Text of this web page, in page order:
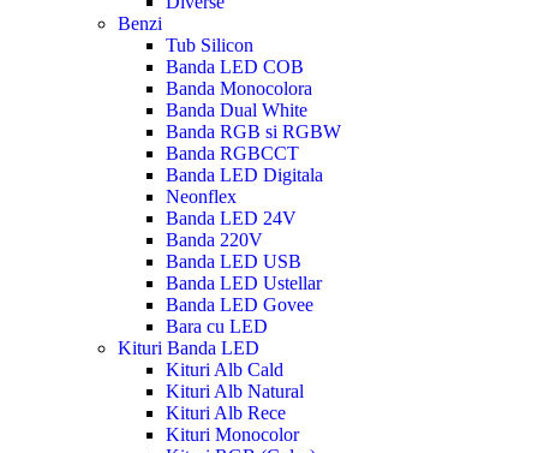
Benzi
Tub Silicon
Banda LED COB
Banda Monocolora
Banda Dual White
Banda RGB si RGBW
Banda RGBCCT
Banda LED Digitala
Neonflex
Banda LED 24V
Banda 220V
Banda LED USB
Banda LED Ustellar
Banda LED Govee
Bara cu LED
Kituri Banda LED
Kituri Alb Cald
Kituri Alb Natural
Kituri Alb Rece
Kituri Monocolor